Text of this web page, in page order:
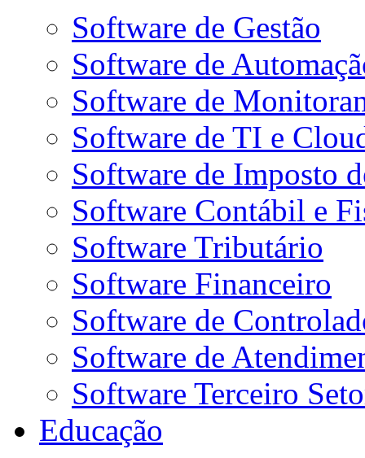
Software de Gestão
Software de
Software de
Software de TI e
Software de Imposto
Software Contábil e
Software Tributário
Software Financeiro
Software de
Software de
Software Terceiro
Educação